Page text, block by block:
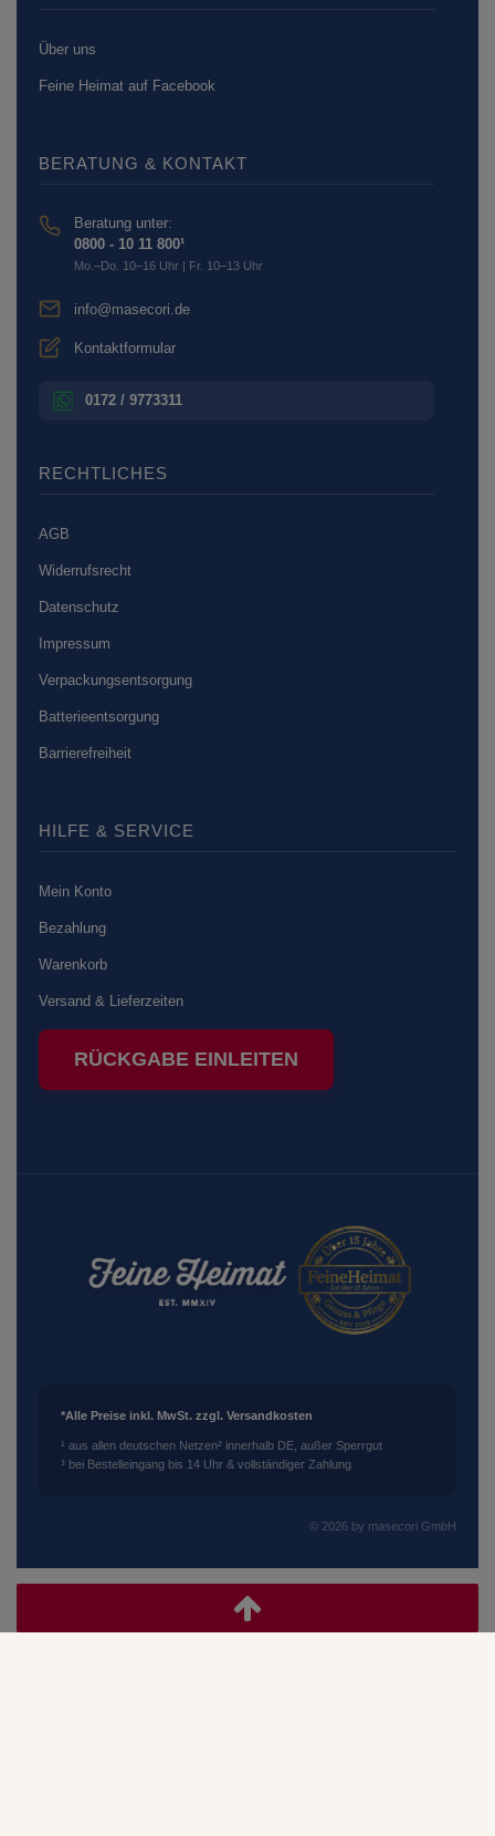
Über uns
Feine Heimat auf Facebook
BERATUNG & KONTAKT
Beratung unter:
0800 - 10 11 800¹
Mo.–Do. 10–16 Uhr | Fr. 10–13 Uhr
info@masecori.de
Kontaktformular
0172 / 9773311
RECHTLICHES
AGB
Widerrufsrecht
Datenschutz
Impressum
Verpackungsentsorgung
Batterieentsorgung
Barrierefreiheit
HILFE & SERVICE
Mein Konto
Bezahlung
Warenkorb
Versand & Lieferzeiten
RÜCKGABE EINLEITEN
*Alle Preise inkl. MwSt. zzgl. Versandkosten
¹ aus allen deutschen Netzen² innerhalb DE, außer Sperrgut
³ bei Bestelleingang bis 14 Uhr & vollständiger Zahlung
© 2026 by masecori GmbH